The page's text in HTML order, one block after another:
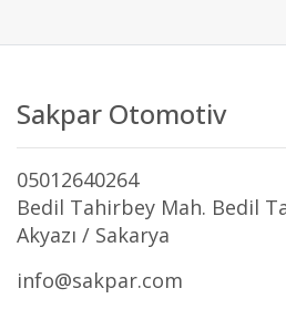
Sakpar Otomotiv
05012640264
Bedil Tahirbey Mah. Bedil
Akyazı / Sakarya
info@sakpar.com